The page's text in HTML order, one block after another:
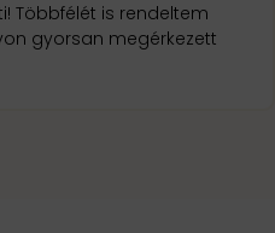
Többfélét is rendeltem
gyorsan megérkezett